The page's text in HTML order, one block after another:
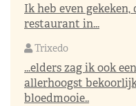
Ik heb even
restaurant in...
Trixedo
...elders zag ik ook
allerhoogst
bloedmooie..